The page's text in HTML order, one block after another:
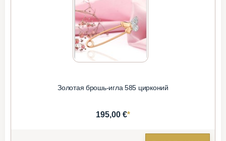
Золотая брошь-игла 585 цирконий
195,00 €*